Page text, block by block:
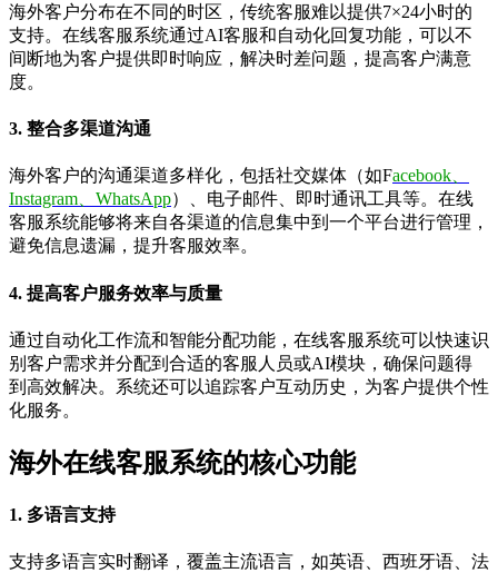
海外客户分布在不同的时区，传统客服难以提供7×24小时的
支持。在线客服系统通过AI客服和自动化回复功能，可以不
间断地为客户提供即时响应，解决时差问题，提高客户满意
度。
3. 整合多渠道沟通
海外客户的沟通渠道多样化，包括社交媒体（如Facebook、
Instagram、WhatsApp）、电子邮件、即时通讯工具等。在线
客服系统能够将来自各渠道的信息集中到一个平台进行管理，
避免信息遗漏，提升客服效率。
4. 提高客户服务效率与质量
通过自动化工作流和智能分配功能，在线客服系统可以快速识
别客户需求并分配到合适的客服人员或AI模块，确保问题得
到高效解决。系统还可以追踪客户互动历史，为客户提供个性
化服务。
海外在线客服系统的核心功能
1. 多语言支持
支持多语言实时翻译，覆盖主流语言，如英语、西班牙语、法